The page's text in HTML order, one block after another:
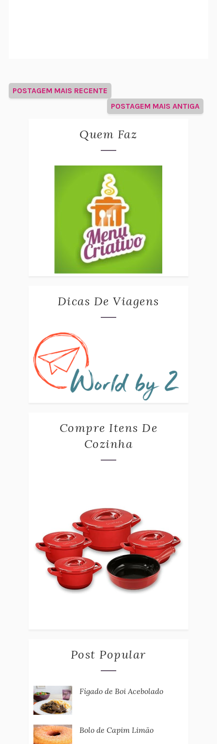
POSTAGEM MAIS RECENTE
POSTAGEM MAIS ANTIGA
Quem Faz
Dicas De Viagens
Compre Itens De
Cozinha
Post Popular
Fígado de Boi Acebolado
Bolo de Capim Limão